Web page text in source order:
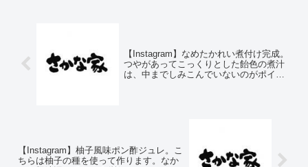
【Instagram】なめたかれい煮付け完成。
つやがあってこっくりとした飴色の煮汁
は、中までしみこんでいないのがポイン
【Instagram】柚子風味ポン酢ジュレ。こ
ちらは柚子の種を使って作ります。なか